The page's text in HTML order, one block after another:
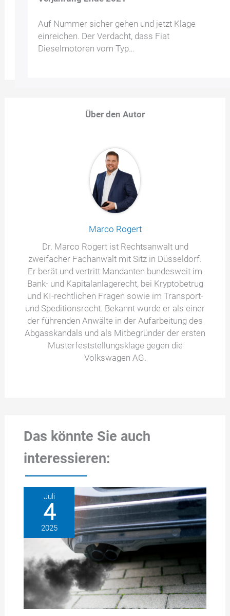
Auf Nummer sicher gehen und jetzt Klage
einreichen. Der Verdacht, dass Fiat
Dieselmotoren vom Typ…
Über den Autor
Marco Rogert
Dr. Marco Rogert ist Rechtsanwalt und
zweifacher Fachanwalt mit Sitz in Düsseldorf.
Er berät und vertritt Mandanten bundesweit im
Bank- und Kapitalanlagerecht, bei Kryptobetrug
und KI-rechtlichen Fragen sowie im Transport-
und Speditionsrecht. Bekannt wurde er als einer
der führenden Anwälte in der Aufarbeitung des
Abgasskandals und als Mitbegründer der ersten
Musterfeststellungsklage gegen die
Volkswagen AG.
Das könnte Sie auch
interessieren:
Juli
4
2025